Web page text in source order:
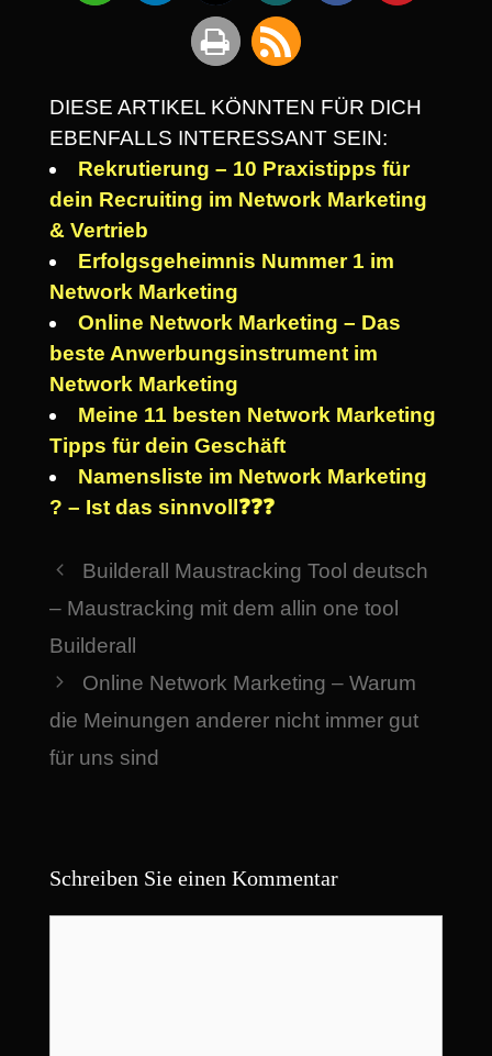
DIESE ARTIKEL KÖNNTEN FÜR DICH
EBENFALLS INTERESSANT SEIN:
Rekrutierung – 10 Praxistipps für
dein Recruiting im Network Marketing
& Vertrieb
Erfolgsgeheimnis Nummer 1 im
Network Marketing
Online Network Marketing – Das
beste Anwerbungsinstrument im
Network Marketing
Meine 11 besten Network Marketing
Tipps für dein Geschäft
Namensliste im Network Marketing
? – Ist das sinnvoll❓❓❓
Builderall Maustracking Tool deutsch
– Maustracking mit dem allin one tool
Builderall
Online Network Marketing – Warum
die Meinungen anderer nicht immer gut
für uns sind
Schreiben Sie einen Kommentar